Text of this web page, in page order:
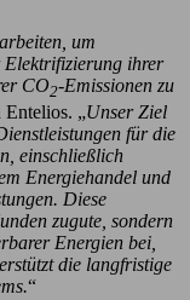
um
Elektrifizierung ihrer
CO2-Emissionen zu
Entelios. „Unser Ziel
für die
einschließlich
Energiehandel und
Diese
zugute, sondern
Energien bei,
die langfristige
“